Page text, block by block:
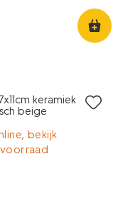
keramiek
beige
bekijk